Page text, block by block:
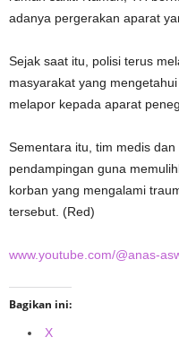
adanya pergerakan aparat
Sejak saat itu, polisi terus
masyarakat yang
melapor kepada aparat
Sementara itu, tim medis
pendampingan guna
korban yang mengalami
tersebut. (Red)
www.youtube.com/@anas-
Bagikan ini:
X